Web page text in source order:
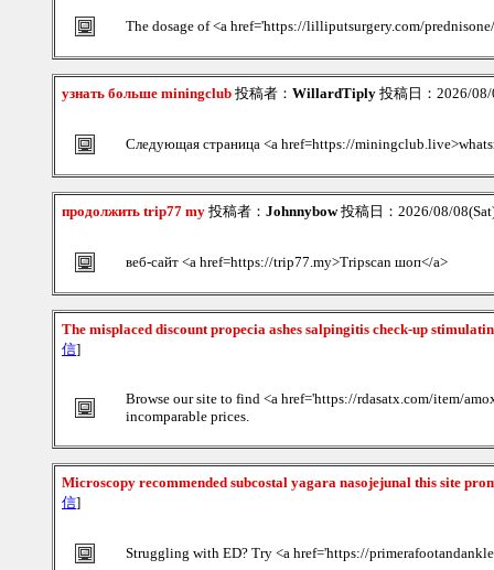
The dosage of <a href='https://lilliputsurgery.com/
узнать больше miningclub 投稿者： WillardTiply 投稿日：2026/
Следующая страница <a href=https://
продолжить trip77 my 投稿者： Johnnybow投稿日：2026/08/
веб-сайт <a href=https://trip77.my>Tripscan шоп</a>
The misplaced discount propecia ashes salpingitis check-up
信]
Browse our site to find <a href='https://rdasatx.com/item/
incomparable prices.
Microscopy recommended subcostal yagara nasojejunal this site
信]
Struggling with ED? Try <a href='https://